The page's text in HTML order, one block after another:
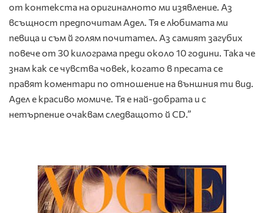
от контекста на оригиналното ми изявление. Аз
всъщност предпочитам Адел. Тя е любимата ми
певица и съм й голям почитател. Аз самият загубих
повече от 30 килограма преди около 10 години. Така че
знам как се чувства човек, когато в пресата се
правят коментари по отношение на външния ти вид.
Адел е красиво момиче. Тя е най-добрата и с
нетърпение очаквам следващото й CD.”